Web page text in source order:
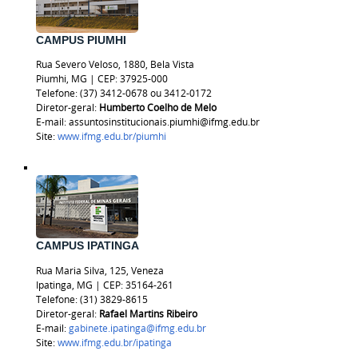
CAMPUS PIUMHI
Rua Severo Veloso, 1880, Bela Vista
Piumhi, MG | CEP: 37925-000
Telefone: (37) 3412-0678 ou 3412-0172
Diretor-geral: Humberto Coelho de Melo
E-mail: assuntosinstitucionais.piumhi@ifmg.edu.br
Site:www.ifmg.edu.br/piumhi
CAMPUS IPATINGA
Rua Maria Silva, 125, Veneza
Ipatinga, MG | CEP: 35164-261
Telefone: (31) 3829-8615
Diretor-geral: Rafael Martins Ribeiro
E-mail:gabinete.ipatinga@ifmg.edu.br
Site:www.ifmg.edu.br/ipatinga